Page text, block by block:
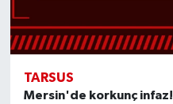
TARSUS
Mersin'de korkunç infaz!